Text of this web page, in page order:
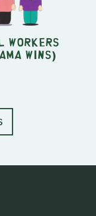
Workers
Wins)